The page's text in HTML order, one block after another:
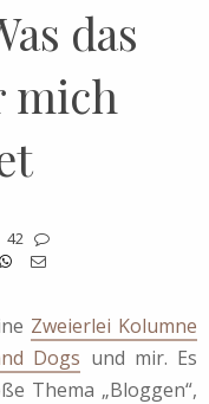
das
mich
42
Zweierlei Kolumne
Dogs und mir. Es
Thema „Bloggen“,